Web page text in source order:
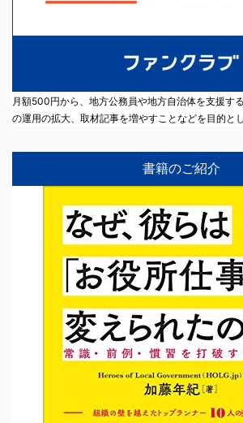
月額500円から、地方公務員や地方自治体を支援す
の運用の拡大、取材記事を増やすことなどを目的と
書籍のご紹介